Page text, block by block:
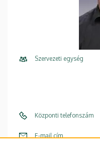
Szervezeti egység
Központi telefonszám
E-mail cím